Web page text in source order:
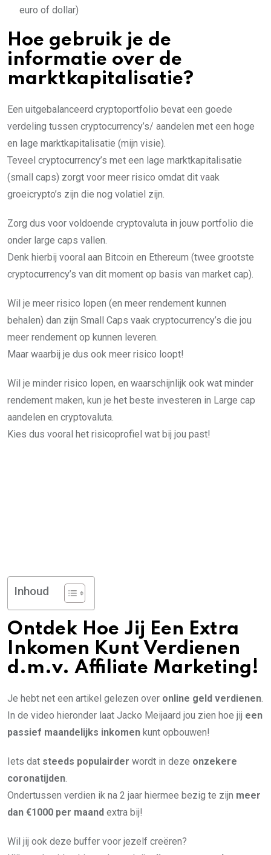
euro of dollar)
Hoe gebruik je de
informatie over de
marktkapitalisatie?
Een uitgebalanceerd cryptoportfolio bevat een goede
verdeling tussen cryptocurrency’s/ aandelen met een hoge
en lage marktkapitalisatie (mijn visie).
Teveel cryptocurrency’s met een lage marktkapitalisatie
(small caps) zorgt voor meer risico omdat dit vaak
groeicrypto’s zijn die nog volatiel zijn.
Zorg dus voor voldoende cryptovaluta in jouw portfolio die
onder large caps vallen.
Denk hierbij vooral aan Bitcoin en Ethereum (twee grootste
cryptocurrency’s van dit moment op basis van market cap).
Wil je meer risico lopen (en meer rendement kunnen
behalen) dan zijn Small Caps vaak cryptocurrency’s die jou
meer rendement op kunnen leveren.
Maar waarbij je dus ook meer risico loopt!
Wil je minder risico lopen, en waarschijnlijk ook wat minder
rendement maken, kun je het beste investeren in Large cap
aandelen en cryptovaluta.
Kies dus vooral het risicoprofiel wat bij jou past!
Inhoud
Ontdek Hoe Jij Een Extra
Inkomen Kunt Verdienen
d.m.v. Affiliate Marketing!
Je hebt net een artikel gelezen over online geld verdienen
In de video hieronder laat Jacko Meijaard jou zien hoe jij een
passief maandelijks inkomen kunt opbouwen!
Iets dat steeds populairder wordt in deze onzekere
coronatijden
Ondertussen verdien ik na 2 jaar hiermee bezig te zijn meer
dan €1000 per maand extra bij!
Wil jij ook deze buffer voor jezelf creëren?